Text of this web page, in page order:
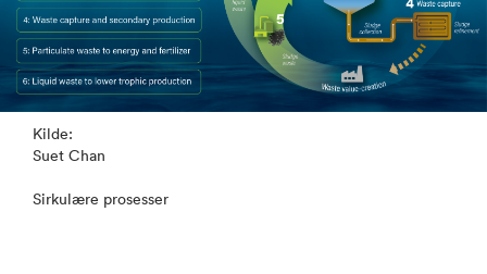
Kilde:
Suet Chan
Sirkulære prosesser